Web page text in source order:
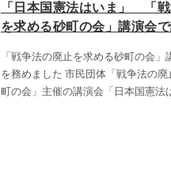
「日本国憲法はいま」 「
を求める砂町の会」講演会
「戦争法の廃止を求める砂町の会」
を務めました 市民団体「戦争法の
町の会」主催の講演会「日本国憲法